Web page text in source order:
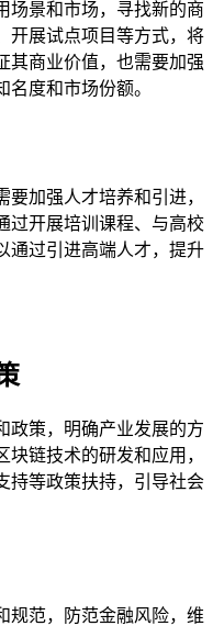
场景和市场，寻找新的商
开展试点项目等方式，将
其商业价值，也需要加强
度和市场份额。
加强人才培养和引进，
过开展培训课程、与高校
通过引进高端人才，提升
政策，明确产业发展的方
链技术的研发和应用，
持等政策扶持，引导社会
规范，防范金融风险，维